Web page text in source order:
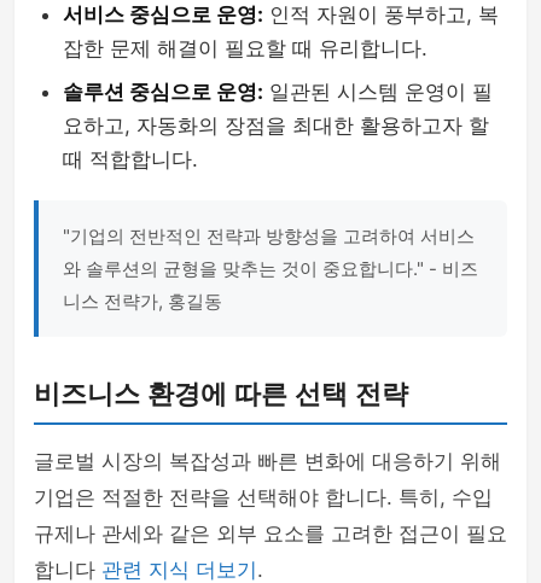
서비스 중심으로 운영: 인적 자원이 풍부하고, 복
잡한 문제 해결이 필요할 때 유리합니다.
솔루션 중심으로 운영: 일관된 시스템 운영이 필
요하고, 자동화의 장점을 최대한 활용하고자 할
때 적합합니다.
"기업의 전반적인 전략과 방향성을 고려하여 서비스
와 솔루션의 균형을 맞추는 것이 중요합니다." - 비즈
니스 전략가, 홍길동
비즈니스 환경에 따른 선택 전략
글로벌 시장의 복잡성과 빠른 변화에 대응하기 위해
기업은 적절한 전략을 선택해야 합니다. 특히, 수입
규제나 관세와 같은 외부 요소를 고려한 접근이 필요
합니다 관련 지식 더보기 .